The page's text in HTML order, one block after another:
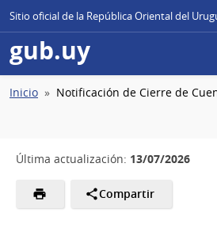
Sitio oficial de la República Oriental del
gub.uy
Ruta
Inicio Notificación de Cierre de
Última actualización: 13/07/2026
Compartir